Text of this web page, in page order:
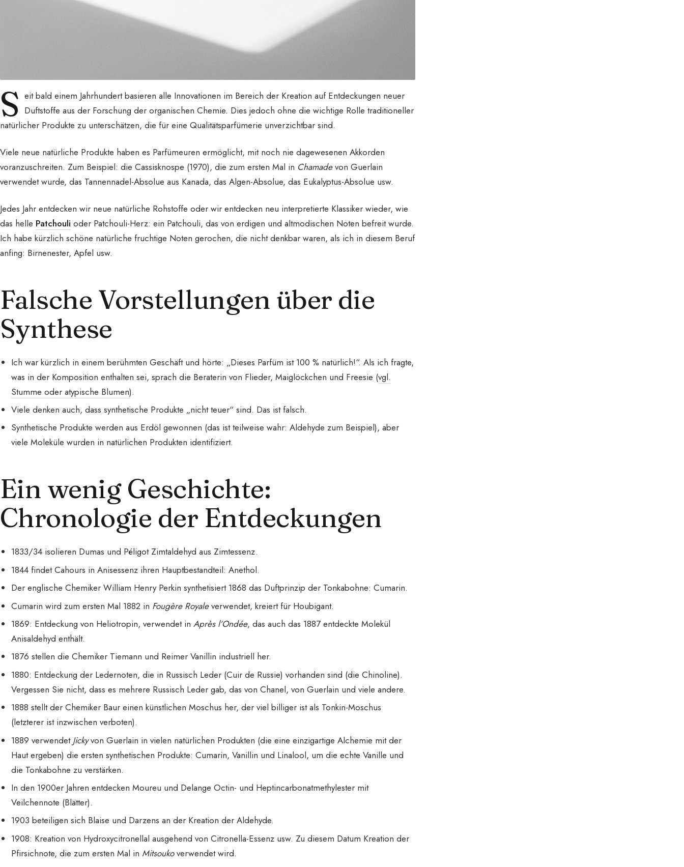
S eit bald einem Jahrhundert basieren alle Innovationen im Bereich der Kreation auf Entdeckungen neuer
Duftstoffe aus der Forschung der organischen Chemie. Dies jedoch ohne die wichtige Rolle traditioneller
natürlicher Produkte zu unterschätzen, die für eine Qualitätsparfümerie unverzichtbar sind.
Viele neue natürliche Produkte haben es Parfümeuren ermöglicht, mit noch nie dagewesenen Akkorden
voranzuschreiten. Zum Beispiel: die Cassisknospe (1970), die zum ersten Mal in Chamadevon Guerlain
verwendet wurde, das Tannennadel-Absolue aus Kanada, das Algen-Absolue, das Eukalyptus-Absolue usw.
Jedes Jahr entdecken wir neue natürliche Rohstoffe oder wir entdecken neu interpretierte Klassiker wieder, wie
das helle Patchouli oder Patchouli-Herz: ein Patchouli, das von erdigen und altmodischen Noten befreit wurde.
Ich habe kürzlich schöne natürliche fruchtige Noten gerochen, die nicht denkbar waren, als ich in diesem Beruf
anfing: Birnenester, Apfel usw.
Falsche Vorstellungen über die
Synthese
Ich war kürzlich in einem berühmten Geschäft und hörte: „Dieses Parfüm ist 100 % natürlich!“. Als ich fragte,
was in der Komposition enthalten sei, sprach die Beraterin von Flieder, Maiglöckchen und Freesie (vgl.
Stumme oder atypische Blumen).
Viele denken auch, dass synthetische Produkte „nicht teuer“ sind. Das ist falsch.
Synthetische Produkte werden aus Erdöl gewonnen (das ist teilweise wahr: Aldehyde zum Beispiel), aber
viele Moleküle wurden in natürlichen Produkten identifiziert.
Ein wenig Geschichte:
Chronologie der Entdeckungen
1833/34 isolieren Dumas und Péligot Zimtaldehyd aus Zimtessenz.
1844 findet Cahours in Anisessenz ihren Hauptbestandteil: Anethol.
Der englische Chemiker William Henry Perkin synthetisiert 1868 das Duftprinzip der Tonkabohne: Cumarin.
Cumarin wird zum ersten Mal 1882 in Fougère Royaleverwendet, kreiert für Houbigant.
1869: Entdeckung von Heliotropin, verwendet inAprès l’Ondée, das auch das 1887 entdeckte Molekül
Anisaldehyd enthält.
1876 stellen die Chemiker Tiemann und Reimer Vanillin industriell her.
1880: Entdeckung der Ledernoten, die in Russisch Leder (Cuir de Russie) vorhanden sind (die Chinoline).
Vergessen Sie nicht, dass es mehrere Russisch Leder gab, das von Chanel, von Guerlain und viele andere.
1888 stellt der Chemiker Baur einen künstlichen Moschus her, der viel billiger ist als Tonkin-Moschus
(letzterer ist inzwischen verboten).
1889 verwendet Jickyvon Guerlain in vielen natürlichen Produkten (die eine einzigartige Alchemie mit der
Haut ergeben) die ersten synthetischen Produkte: Cumarin, Vanillin und Linalool, um die echte Vanille und
die Tonkabohne zu verstärken.
In den 1900er Jahren entdecken Moureu und Delange Octin- und Heptincarbonatmethylester mit
Veilchennote (Blätter).
1903 beteiligen sich Blaise und Darzens an der Kreation der Aldehyde.
1908: Kreation von Hydroxycitronellal ausgehend von Citronella-Essenz usw. Zu diesem Datum Kreation der
Pfirsichnote, die zum ersten Mal inMitsoukoverwendet wird.